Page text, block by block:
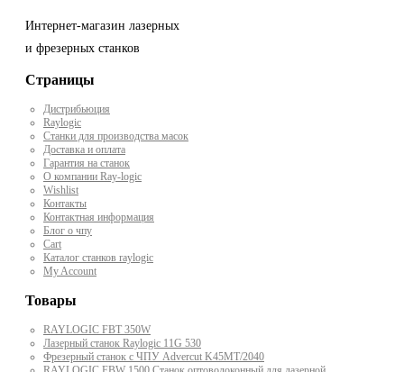
Интернет-магазин лазерных
и фрезерных станков
Страницы
Дистрибьюция
Raylogic
Станки для производства масок
Доставка и оплата
Гарантия на станок
О компании Ray-logic
Wishlist
Контакты
Контактная информация
Блог о чпу
Cart
Каталог станков raylogic
My Account
Товары
RAYLOGIC FBT 350W
Лазерный станок Raylogic 11G 530
Фрезерный станок с ЧПУ Advercut K45MT/2040